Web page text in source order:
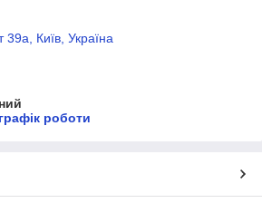
39а, Київ, Україна
роботи